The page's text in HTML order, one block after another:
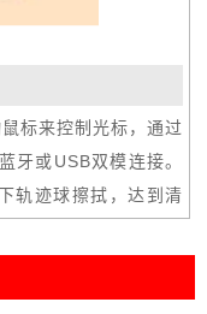
标来控制光标，通过
牙或USB双模连接。
轨迹球擦拭，达到清